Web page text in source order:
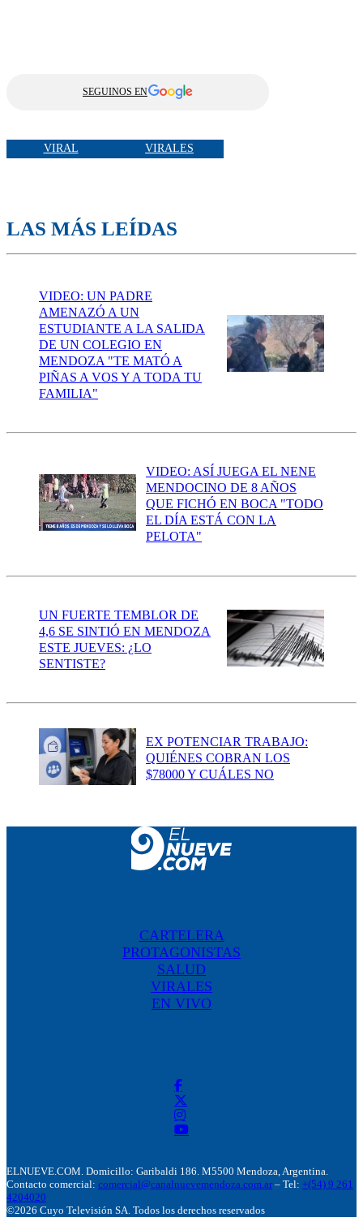
SEGUINOS EN
VIRAL VIRALES
LAS MÁS LEÍDAS
VIDEO: UN PADRE
AMENAZÓ A UN
ESTUDIANTE A LA SALIDA
DE UN COLEGIO EN
MENDOZA "TE MATÓ A
PIÑAS A VOS Y A TODA TU
FAMILIA"
VIDEO: ASÍ JUEGA EL NENE
MENDOCINO DE 8 AÑOS
QUE FICHÓ EN BOCA "TODO
EL DÍA ESTÁ CON LA
PELOTA"
UN FUERTE TEMBLOR DE
4,6 SE SINTIÓ EN MENDOZA
ESTE JUEVES: ¿LO
SENTISTE?
EX POTENCIAR TRABAJO:
QUIÉNES COBRAN LOS
$78000 Y CUÁLES NO
CARTELERA
PROTAGONISTAS
SALUD
VIRALES
EN VIVO
ELNUEVE.COM. Domicillo: Garibaldi 186. M5500 Mendoza, Argentina.
Contacto comercial: comercial@canalnuevemendoza.com.ar – Tel: +(54) 9 261
4204020
©2026 Cuyo Televisión SA. Todos los derechos reservados